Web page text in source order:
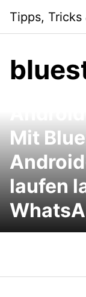
content
Tipps, Tricks
Mit
laufen